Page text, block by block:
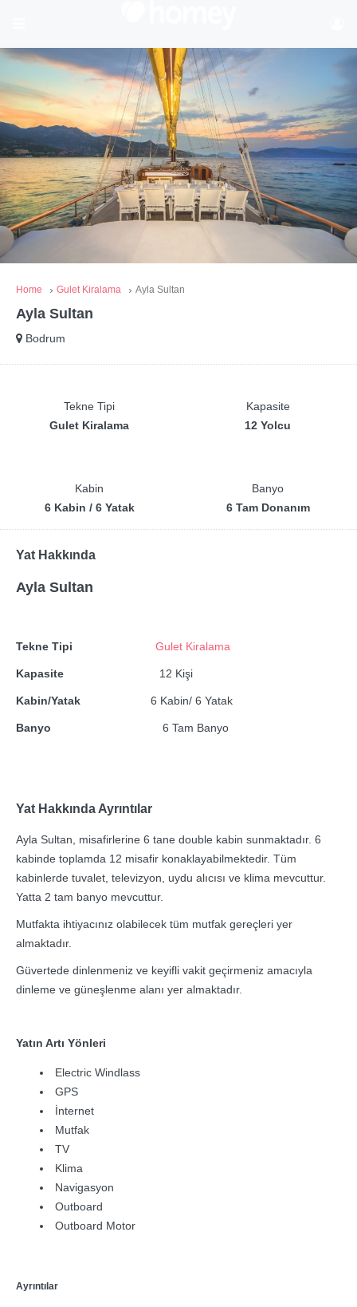
Home Gulet Kiralama Ayla Sultan
Ayla Sultan
Bodrum
Tekne Tipi
Gulet Kiralama
Kapasite
12 Yolcu
Kabin
6 Kabin / 6 Yatak
Banyo
6 Tam Donanım
Yat Hakkında
Ayla Sultan
Tekne Tipi Gulet Kiralama
Kapasite 12 Kişi
Kabin/Yatak 6 Kabin/ 6 Yatak
Banyo 6 Tam Banyo
Yat Hakkında Ayrıntılar
Ayla Sultan, misafirlerine 6 tane double kabin sunmaktadır. 6
kabinde toplamda 12 misafir konaklayabilmektedir. Tüm
kabinlerde tuvalet, televizyon, uydu alıcısı ve klima mevcuttur.
Yatta 2 tam banyo mevcuttur.
Mutfakta ihtiyacınız olabilecek tüm mutfak gereçleri yer
almaktadır.
Güvertede dinlenmeniz ve keyifli vakit geçirmeniz amacıyla
dinleme ve güneşlenme alanı yer almaktadır.
Yatın Artı Yönleri
Electric Windlass
GPS
İnternet
Mutfak
TV
Klima
Navigasyon
Outboard
Outboard Motor
Ayrıntılar